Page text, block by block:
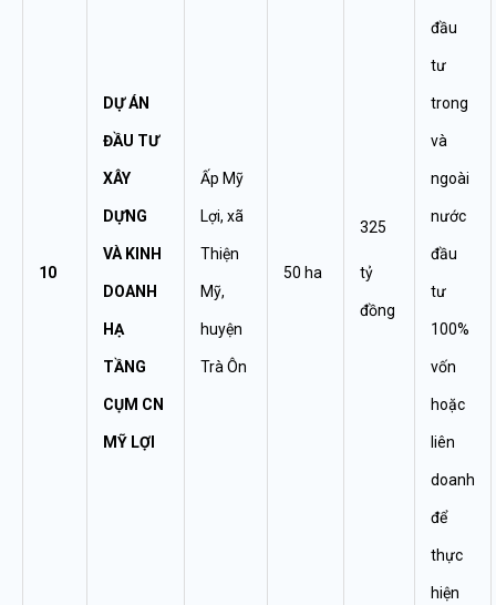
10
DỰ ÁN
ĐẦU TƯ
XÂY
DỰNG
VÀ KINH
DOANH
HẠ
TẦNG
CỤM CN
MỸ LỢI
Ấp Mỹ
Lợi, xã
Thiện
Mỹ,
huyện
Trà Ôn
50 ha
325
tỷ
đồng
đầu
tư
trong
và
ngoài
nước
đầu
tư
100%
vốn
hoặc
liên
doanh
để
thực
hiện